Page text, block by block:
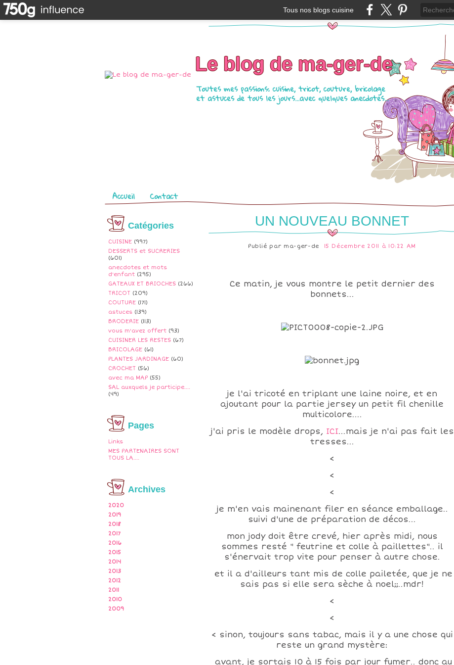
Tous nos blogs cuisine
Le blog de ma-ger-de
Toutes mes passions: cuisine, tricot, couture, bricolage
et astuces de tous les jours...avec quelques anecdotes...
Pages
Accueil Contact
Catégories
CUISINE (997)
DESSERTS et SUCRERIES
(601)
anecdotes et mots
d'enfant (295)
GATEAUX ET BRIOCHES (266)
TRICOT (209)
COUTURE (171)
astuces (139)
BRODERIE (113)
vous m'avez offert (93)
CUISINER LES RESTES (67)
BRICOLAGE (61)
PLANTES JARDINAGE (60)
CROCHET (56)
avec ma MAP (55)
SAL auxquels je participe....
(49)
Pages
Links
MES PARTENAIRES SONT
TOUS LA....
Archives
2020
2019
2018
2017
2016
2015
2014
2013
2012
2011
2010
2009
UN NOUVEAU BONNET
Publié par ma-ger-de 15 Décembre 2011 à 10:22 AM
Ce matin, je vous montre le petit dernier des
bonnets...
je l'ai tricoté en triplant une laine noire, et en
ajoutant pour la partie jersey un petit fil chenille
multicolore....
j'ai pris le modèle drops, ICI...mais je n'ai pas fait les
tresses...
<
<
<
je m'en vais mainenant filer en séance emballage..
suivi d'une de préparation de décos...
mon jody doit être crevé, hier après midi, nous
sommes resté " feutrine et colle à paillettes".. il
s'énervait trop vite pour penser à autre chose.
et il a d'ailleurs tant mis de colle pailetée, que je ne
sais pas si elle sera sèche à noel;;..mdr!
<
<
< sinon, toujours sans tabac, mais il y a une chose qui
reste un grand mystère:
avant, je sortais 10 à 15 fois par jour fumer.. donc au